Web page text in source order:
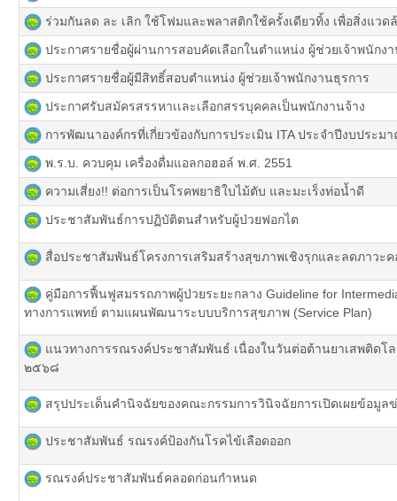
ร่วมกันลด ละ เลิก ใช้โฟมและพลาสติกใช้ครั้งเดียวทิ้ง เพื่อสิ่งแวด
ประกาศรายชื่อผู้ผ่านการสอบคัดเลือกในตำแหน่ง ผู้ช่วยเจ้าพนักง
ประกาศรายชื่อผู้มีสิทธิ์สอบตำแหน่ง ผู้ช่วยเจ้าพนักงานธุรการ
ประกาศรับสมัครสรรหาเเละเลือกสรรบุคคลเป็นพนักงานจ้าง
การพัฒนาองค์กรที่เกี่ยวข้องกับการประเมิน ITA ประจำปีงบประม
พ.ร.บ. ควบคุม เครื่องดื่มแอลกอฮอล์ พ.ศ. 2551
ความเสี่ยง!! ต่อการเป็นโรคพยาธิใบไม้ตับ และมะเร็งท่อน้ำดี
ประชาสัมพันธ์การปฏิบัติตนสำหรับผู้ป่วยฟอกไต
สื่อประชาสัมพันธ์โครงการเสริมสร้างสุขภาพเชิงรุกและลดภาวะ
คู่มือการฟื้นฟูสมรรถภาพผู้ป่วยระยะกลาง Guideline for
ทางการแพทย์ ตามแผนพัฒนาระบบบริการสุขภาพ (Service Plan)
แนวทางการรณรงค์ประชาสัมพันธ์ เนื่องในวันต่อต้านยาเสพติดโ
๒๕๖๘
สรุปประเด็นคำนิจฉัยของคณะกรรมการวินิจฉัยการเปิดเผยข้อมูล
ประชาสัมพันธ์ รณรงค์ป้องกันโรคไข้เลือดออก
รณรงค์ประชาสัมพันธ์คลอดก่อนกำหนด